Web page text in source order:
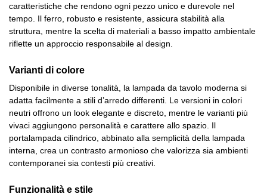
caratteristiche che rendono ogni pezzo unico e durevole nel
tempo. Il ferro, robusto e resistente, assicura stabilità alla
struttura, mentre la scelta di materiali a basso impatto ambientale
riflette un approccio responsabile al design.
Varianti di colore
Disponibile in diverse tonalità, la lampada da tavolo moderna si
adatta facilmente a stili d’arredo differenti. Le versioni in colori
neutri offrono un look elegante e discreto, mentre le varianti più
vivaci aggiungono personalità e carattere allo spazio. Il
portalampada cilindrico, abbinato alla semplicità della lampada
interna, crea un contrasto armonioso che valorizza sia ambienti
contemporanei sia contesti più creativi.
Funzionalità e stile